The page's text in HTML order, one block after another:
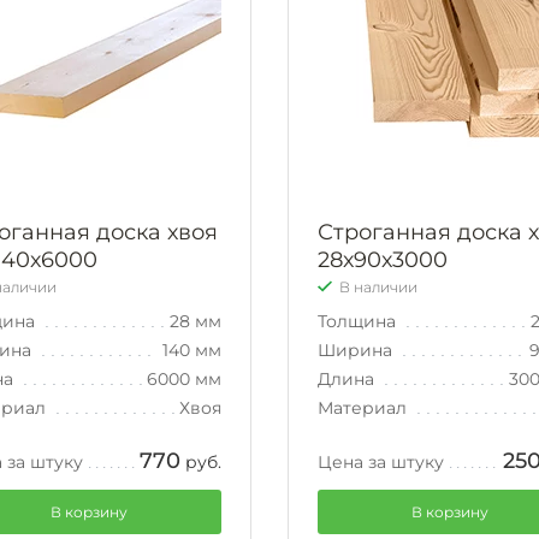
доска хвоя
28 мм
140 мм
6000 мм
Хвоя
штуку 770 руб.
В корзину
Строганная доска
28х90х3000
В наличии
Толщина
Ширина
Длина
Материал
Цена за штуку
В корзину